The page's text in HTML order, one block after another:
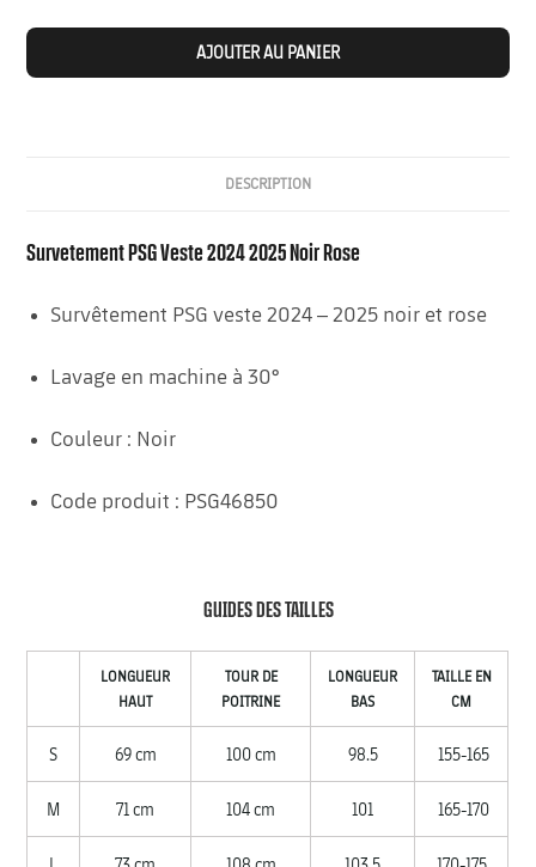
AJOUTER AU PANIER
DESCRIPTION
Survetement PSG Veste 2024 2025 Noir Rose
Survêtement PSG veste 2024 – 2025 noir et rose
Lavage en machine à 30°
Couleur : Noir
Code produit : PSG46850
GUIDES DES TAILLES
LONGUEUR
HAUT
TOUR DE
POITRINE
LONGUEUR
BAS
TAILLE EN
CM
S 69 cm 100 cm 98.5 155-165
M 71 cm 104 cm 101 165-170